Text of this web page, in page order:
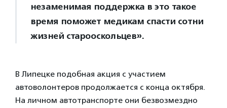
незаменимая поддержка в это такое
время поможет медикам спасти сотни
жизней старооскольцев».
В Липецке подобная акция с участием
автоволонтеров продолжается с конца октября.
На личном автотранспорте они безвозмездно